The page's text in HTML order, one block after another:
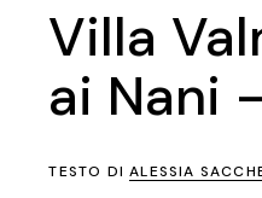
Villa
ai Nani
TESTO DIALESSIA